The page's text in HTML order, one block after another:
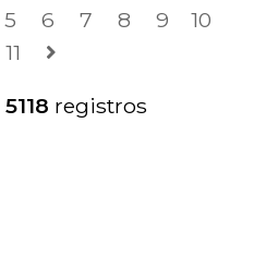
5 6 7 8 9
10
11
5118 registros